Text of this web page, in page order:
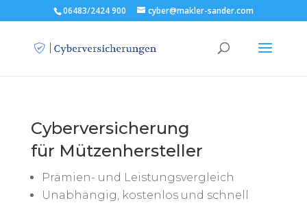
06483/2424 900 cyber@makler-sander.com
Cyberversicherung
für Mützenhersteller
Prämien- und Leistungsvergleich
Unabhängig, kostenlos und schnell